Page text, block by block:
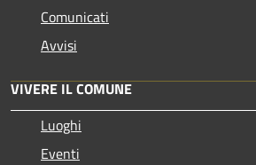
Comunicati
Avvisi
VIVERE IL COMUNE
Luoghi
Eventi